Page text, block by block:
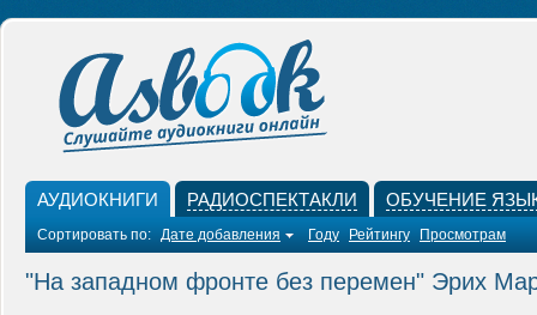
АУДИОКНИГИ РАДИОСПЕКТАКЛИ ОБУЧЕНИЕ
Сортировать по: Дате добавления Году Рейтингу Просмотрам
"На западном фронте без перемен" Эрих